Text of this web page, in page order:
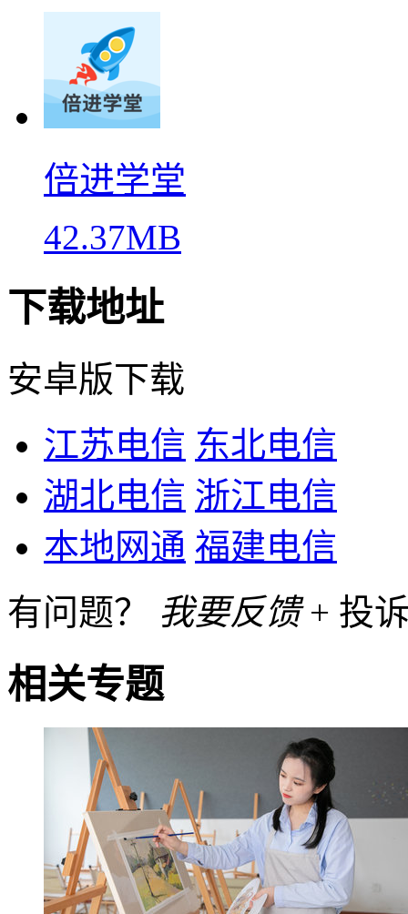
倍进学堂
42.37MB
下载地址
安卓版下载
江苏电信 东北电信
湖北电信 浙江电信
本地网通 福建电信
有问题？ 我要反馈+ 投
相关专题